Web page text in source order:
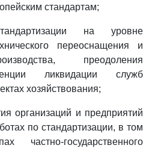
стандартам;
на уровне
переоснащения и
преодоления
ликвидации служб
хозяйствования;
организаций и предприятий
по стандартизации, в том
частно-государственного